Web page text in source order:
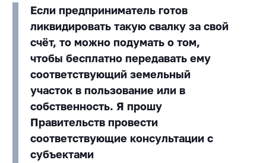
Если предприниматель готов
ликвидировать такую свалку за свой
счёт, то можно подумать о том,
чтобы бесплатно передавать ему
соответствующий земельный
участок в пользование или в
собственность. Я прошу
Правительств провести
соответствующие консультации с
субъектами